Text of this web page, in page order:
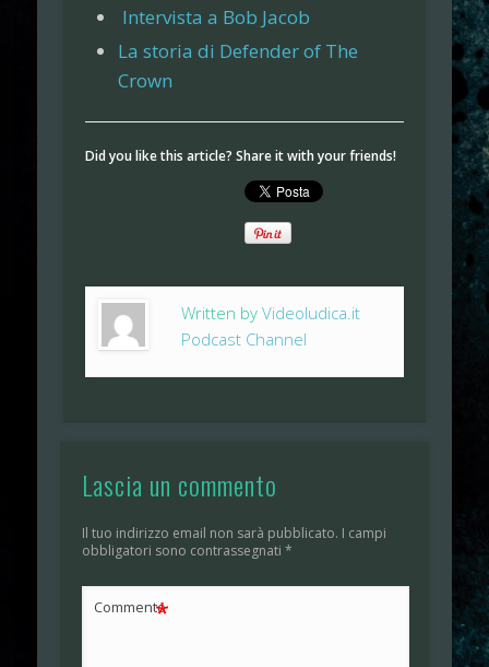
Intervista a Bob Jacob
La storia di Defender of The
Crown
Did you like this article? Share it with your friends!
Written byVideoludica.it
Podcast Channel
Lascia un commento
Il tuo indirizzo email non sarà pubblicato. I campi
obbligatori sono contrassegnati *
Commento
*